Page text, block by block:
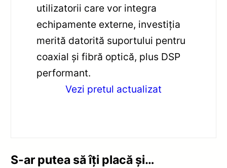
utilizatorii care vor integra
echipamente externe, investiția
merită datorită suportului pentru
coaxial și fibră optică, plus DSP
performant.
Vezi pretul actualizat
S-ar putea să îți placă și…